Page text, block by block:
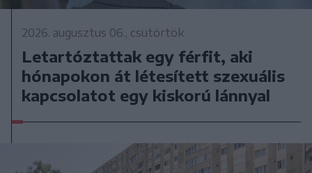
2026. augusztus 06., csütörtök
Letartóztattak egy férfit, aki
hónapokon át létesített szexuális
kapcsolatot egy kiskorú lánnyal